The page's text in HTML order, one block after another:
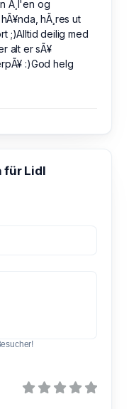
Ã¸l'en og
hÃ¸res ut
;)Alltid deilig med
alt er sÃ¥
:)God helg
für Lidl